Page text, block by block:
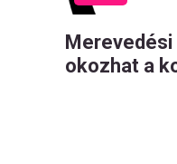
okozhat a